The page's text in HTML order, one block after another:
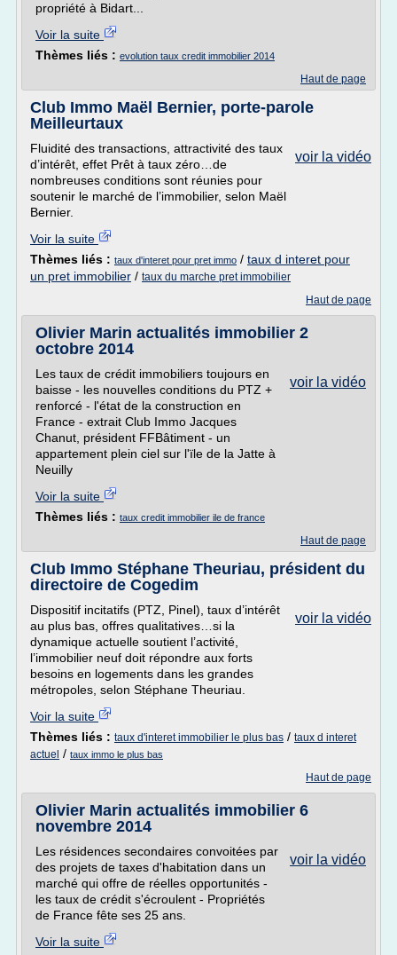
propriété à Bidart...
Voir la suite
Thèmes liés : evolution taux credit immobilier 2014
Haut de page
Club Immo Maël Bernier, porte-parole
Meilleurtaux
voir la vidéo
Fluidité des transactions, attractivité des taux
d’intérêt, effet Prêt à taux zéro…de
nombreuses conditions sont réunies pour
soutenir le marché de l’immobilier, selon Maël
Bernier.
Voir la suite
Thèmes liés : taux d'interet pour pret immo / taux d interet pour
un pret immobilier / taux du marche pret immobilier
Haut de page
Olivier Marin actualités immobilier 2
octobre 2014
voir la vidéo
Les taux de crédit immobiliers toujours en
baisse - les nouvelles conditions du PTZ +
renforcé - l'état de la construction en
France - extrait Club Immo Jacques
Chanut, président FFBâtiment - un
appartement plein ciel sur l'ïle de la Jatte à
Neuilly
Voir la suite
Thèmes liés : taux credit immobilier ile de france
Haut de page
Club Immo Stéphane Theuriau, président du
directoire de Cogedim
voir la vidéo
Dispositif incitatifs (PTZ, Pinel), taux d’intérêt
au plus bas, offres qualitatives…si la
dynamique actuelle soutient l’activité,
l’immobilier neuf doit répondre aux forts
besoins en logements dans les grandes
métropoles, selon Stéphane Theuriau.
Voir la suite
Thèmes liés : taux d'interet immobilier le plus bas / taux d interet
actuel / taux immo le plus bas
Haut de page
Olivier Marin actualités immobilier 6
novembre 2014
voir la vidéo
Les résidences secondaires convoitées par
des projets de taxes d'habitation dans un
marché qui offre de réelles opportunités -
les taux de crédit s'écroulent - Propriétés
de France fête ses 25 ans.
Voir la suite